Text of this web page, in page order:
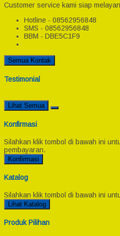
Customer service kami siap
Hotline - 08562956848
SMS - 08562956848
BBM - DBE5C1F9
Semua Kontak
Testimonial
Lihat Semua
Konfirmasi
Silahkan klik tombol di bawah ini
pembayaran.
Konfirmasi
Katalog
Silahkan klik tombol di bawah ini
Lihat Katalog
Produk Pilihan